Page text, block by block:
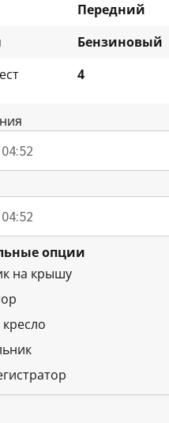
Передний
Бензиновый
4
опции
на крышу